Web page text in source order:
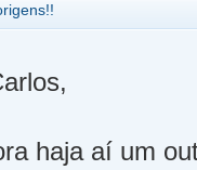
haja aí um